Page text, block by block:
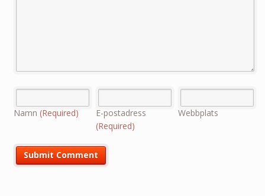
Namn (Required)
E-postadress
(Required)
Webbplats